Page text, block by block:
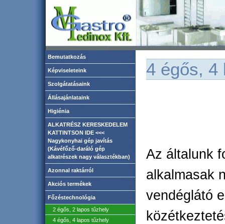
Bemutatkozás
Képviseleteink
Szolgátatásaink
Állásajánlataink
Higiénia
ALKATRÉSZ KERESKEDELEM
KATTINTSON IDE <<<
Nagykonyhai gép javítás
(Kávéfőző-daráló gép
alkatrészek nagy választékban)
Azonnal raktárról
Akciós termékek
Főzéstechnológia
2 égős, 2 lapos tűzhely
4 égős, 4 lapos tűzhely
4 égős, 4
Az általunk
alkalmasak
vendéglátó